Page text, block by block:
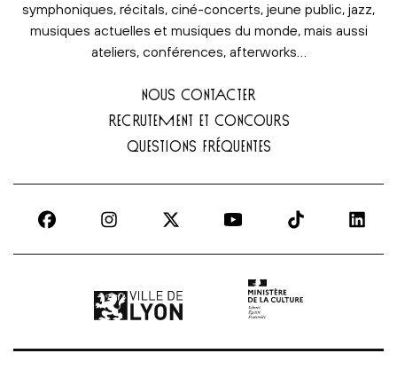
symphoniques, récitals, ciné-concerts, jeune public, jazz,
musiques actuelles et musiques du monde, mais aussi
ateliers, conférences, afterworks…
NOUS CONTACTER
RECRUTEMENT ET CONCOURS
QUESTIONS FRÉQUENTES
Ville de Lyon | lien externeMinistère de la culture